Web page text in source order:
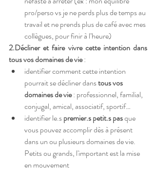
pro/perso vs je ne perds plus de temps au
travail et ne prends plus de café avec mes
collègues, pour finir à l’heure)
2.Décliner et faire vivre cette intention dans
tous vos domaines de vie :
identifier comment cette intention
pourrait se décliner dans tous vos
domaines de vie : professionnel, familial,
conjugal, amical, associatif, sportif…
identifier le.s premier.s petit.s pas que
vous pouvez accomplir dès à présent
dans un ou plusieurs domaines de vie.
Petits ou grands, l'important est la mise
en mouvement